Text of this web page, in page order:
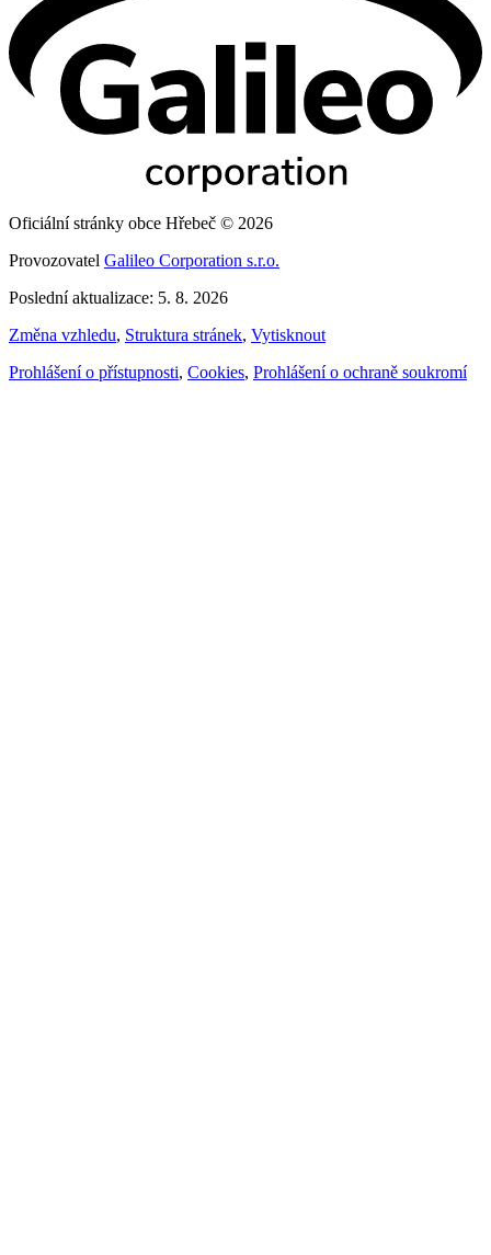
Oficiální stránky obce Hřebeč © 2026
Provozovatel Galileo Corporation s.r.o.
Poslední aktualizace: 5. 8. 2026
Změna vzhledu, Struktura stránek, Vytisknout
Prohlášení o přístupnosti, Cookies, Prohlášení o ochraně soukromí